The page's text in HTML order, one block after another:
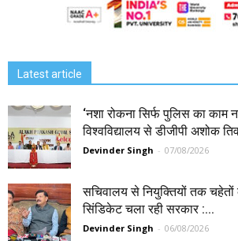
Latest article
‘नशा रोकना सिर्फ पुलिस का काम
विश्वविद्यालय से डीजीपी अशोक
Devinder Singh - 07/08/2026
सचिवालय से नियुक्तियों तक चहेतों
सिंडिकेट चला रही सरकार :...
Devinder Singh - 06/08/2026